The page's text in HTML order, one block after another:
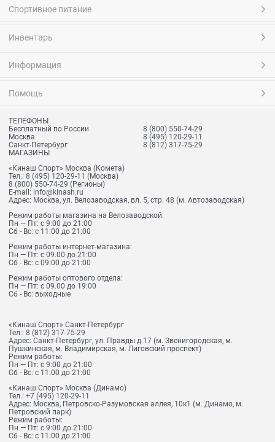
Спортивное питание
Инвентарь
Информация
Помощь
ТЕЛЕФОНЫ
Бесплатный по России
8 (800) 550-74-29
Москва
8 (495) 120-29-11
Санкт-Петербург
8 (812) 317-75-29
МАГАЗИНЫ
«Кинаш Спорт» Москва (Комета)
Тел.: 8 (495) 120-29-11 (Москва)
8 (800) 550-74-29 (Регионы)
E-mail: info@kinash.ru
Адрес: Москва, ул. Велозаводская, вл. 5, стр. 48 (м. Автозаводская)
Режим работы магазина на Велозаводской:
Пн — Пт: с 9:00 до 21:00
Сб - Вс: с 11:00 до 21:00
Режим работы интернет-магазина:
Пн — Пт: с 09.00 до 21:00
Сб - Вс: с 09:00 до 21:00
Режим работы оптового отдела:
Пн — Пт: с 09.00 до 19:00
Сб - Вс: выходные
«Кинаш Спорт» Санкт-Петербург
Тел.: 8 (812) 317-75-29
Адрес: Санкт-Петербург, ул. Правды д.17 (м. Звенигородская, м.
Пушкинская, м. Владимирская, м. Лиговский проспект)
Режим работы:
Пн — Пт: с 9:00 до 21:00
Сб - Вс: с 11:00 до 21:00
«Кинаш Спорт» Москва (Динамо)
Тел.: +7 (495) 120-29-11
Адрес: Москва, Петровско-Разумовская аллея, 10к1 (м. Динамо, м.
Петровский парк)
Режим работы:
Пн — Пт: с 9:00 до 21:00
Сб - Вс: с 11:00 до 21:00